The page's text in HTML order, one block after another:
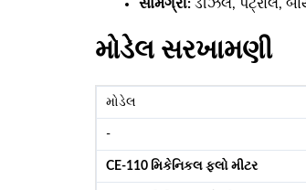
સામગ્રી: ડીઝલ, પેટ્રોલ,
મોડેલ સરખામણી
મોડેલ
-
CE-110 મિકેનિકલ ફ્લો મીટર